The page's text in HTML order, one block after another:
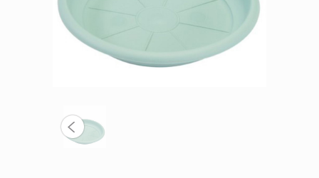
ПРЕДМЕТЫ ИНТЕРЬЕРА